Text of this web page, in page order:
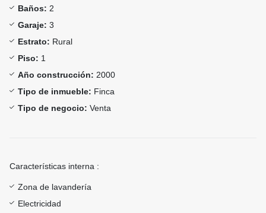
Baños: 2
Garaje: 3
Estrato: Rural
Piso: 1
Año construcción: 2000
Tipo de inmueble: Finca
Tipo de negocio: Venta
Características interna :
Zona de lavandería
Electricidad